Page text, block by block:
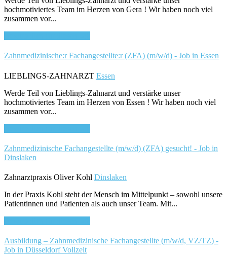
hochmotiviertes Team im Herzen von Gera ! Wir haben noch viel
zusammen vor...
Zahnmedizinische:r Fachangestellte:r (ZFA) (m/w/d) - Job in Essen
LIEBLINGS-ZAHNARZT Essen
Werde Teil von Lieblings-Zahnarzt und verstärke unser
hochmotiviertes Team im Herzen von Essen ! Wir haben noch viel
zusammen vor...
Zahnmedizinische Fachangestellte (m/w/d) (ZFA) gesucht! - Job in
Dinslaken
Zahnarztpraxis Oliver Kohl Dinslaken
In der Praxis Kohl steht der Mensch im Mittelpunkt – sowohl unsere
Patientinnen und Patienten als auch unser Team. Mit...
Ausbildung – Zahnmedizinische Fachangestellte (m/w/d, VZ/TZ) -
Job in DüsseldorfVollzeit